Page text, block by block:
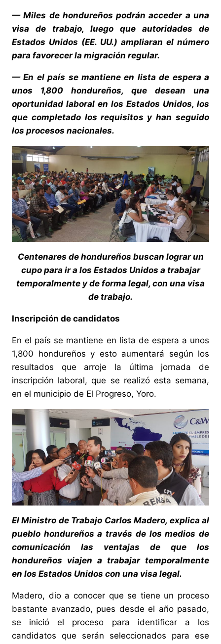
— Miles de hondureños podrán acceder a una
visa de trabajo, luego que autoridades de
Estados Unidos (EE. UU.) ampliaran el número
para favorecer la migración regular.
—En el país se mantiene en lista de espera a
unos 1,800 hondureños, que desean una
oportunidad laboral en los Estados Unidos, los
que completado los requisitos y han seguido
los procesos nacionales.
Centenares de hondureños buscan lograr un
cupo para ir a los Estados Unidos a trabajar
temporalmente y de forma legal, con una visa
de trabajo.
Inscripción de candidatos
En el país se mantiene en lista de espera a unos
1,800 hondureños y esto aumentará según los
resultados que arroje la última jornada de
inscripción laboral, que se realizó esta semana,
en el municipio de El Progreso, Yoro.
El Ministro de Trabajo Carlos Madero, explica al
pueblo hondureños a través de los medios de
comunicación las ventajas de que los
hondureños viajen a trabajar temporalmente
en los Estados Unidos con una visa legal.
Madero, dio a conocer que se tiene un proceso
bastante avanzado, pues desde el año pasado,
se inició el proceso para identificar a los
candidatos que serán seleccionados para ese